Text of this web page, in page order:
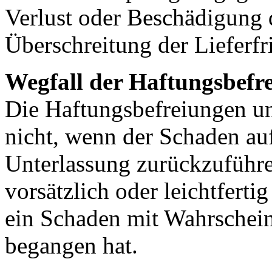
Verlust oder Beschädigung
Überschreitung der
Wegfall der
Die Haftungsbefreiungen
nicht, wenn der Schaden
Unterlassung
vorsätzlich oder
ein Schaden mit
begangen hat.